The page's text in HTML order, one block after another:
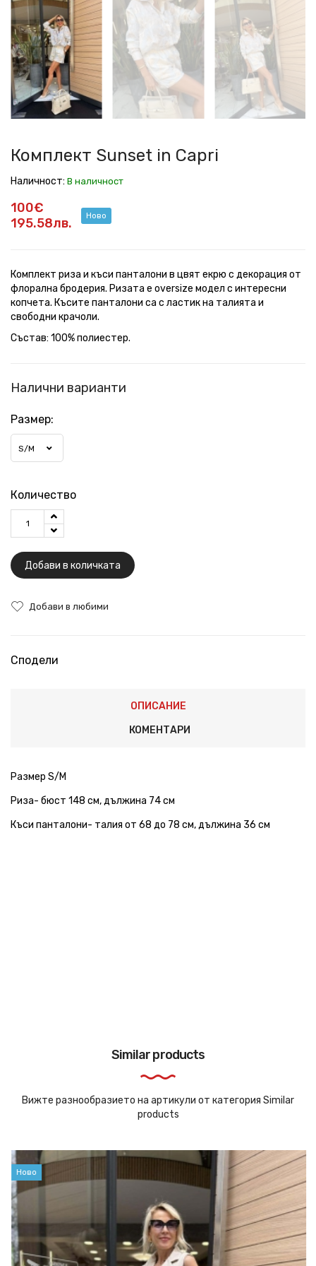
Sunset
in
Capri
Sunset
in
Capri
Sunset
in
Capri
Sunset
in
Capri
Sunset
in
Capri
Sunset
in
Capri
Sunset
in
Capri
Комплект Sunset in Capri
Наличност: В наличност
100€
195.58лв.
Ново
Комплект риза и къси панталони в цвят екрю с декорация от
флорална бродерия. Ризата е oversize модел с интересни
копчета. Късите панталони са с ластик на талията и
свободни крачоли.
Състав: 100% полиестер.
Налични варианти
Размер:
S/M
Количество
Добави в количката
Добави в любими
Сподели
ОПИСАНИЕ
КОМЕНТАРИ
Размер S/M
Риза- бюст 148 см, дължина 74 см
Къси панталони- талия от 68 до 78 см, дължина 36 см
Similar products
Вижте разнообразието на артикули от категория Similar
products
Ново